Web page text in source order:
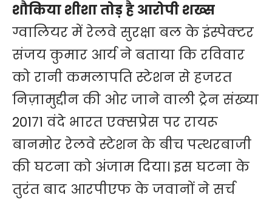
शौकिया शीशा तोड़ है आरोपी शख्स
ग्वालियर में रेलवे सुरक्षा बल के इंस्पेक्टर
संजय कुमार आर्य ने बताया कि रविवार
को रानी कमलापति स्टेशन से हजरत
निज़ामुद्दीन की ओर जाने वाली ट्रेन संख्या
20171 वंदे भारत एक्सप्रेस पर रायरू
बानमोर रेलवे स्टेशन के बीच पत्थरबाजी
की घटना को अंजाम दिया। इस घटना के
तुरंत बाद आरपीएफ के जवानों ने सर्च